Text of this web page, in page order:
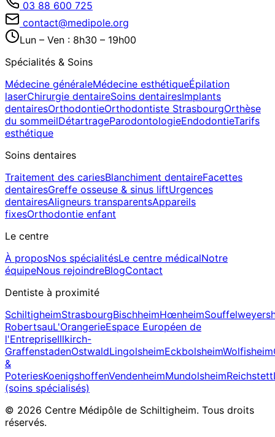
03 88 600 725
contact@medipole.org
Lun – Ven : 8h30 – 19h00
Spécialités & Soins
Médecine généraleMédecine esthétiqueÉpilation
laserChirurgie dentaireSoins dentairesImplants
dentairesOrthodontieOrthodontiste StrasbourgOrthèse
du sommeilDétartrageParodontologieEndodontieTarifs
esthétique
Soins dentaires
Traitement des cariesBlanchiment dentaireFacettes
dentairesGreffe osseuse & sinus liftUrgences
dentairesAligneurs transparentsAppareils
fixesOrthodontie enfant
Le centre
À proposNos spécialitésLe centre médicalNotre
équipeNous rejoindreBlogContact
Dentiste à proximité
SchiltigheimStrasbourgBischheimHœnheim
RobertsauL'OrangerieEspace Européen de
l'EntrepriseIllkirch-
GraffenstadenOstwaldLingolsheimEckbolsheimWolfisheim
&
PoteriesKoenigshoffenVendenheimMundolsheimReichstett
(soins spécialisés)
© 2026 Centre Médipôle de Schiltigheim. Tous droits
réservés.